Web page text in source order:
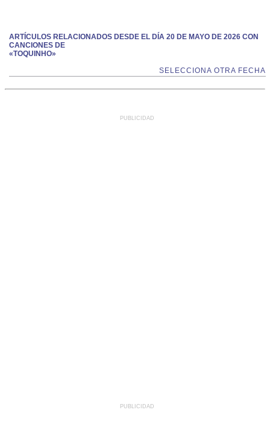
ARTÍCULOS RELACIONADOS DESDE EL DÍA 20 DE MAYO DE 2026 CON
CANCIONES DE
«TOQUINHO»
SELECCIONA OTRA FECHA
PUBLICIDAD
PUBLICIDAD